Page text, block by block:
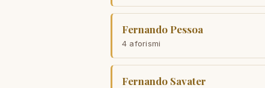
Fernando Pessoa
4 aforismi
Fernando Savater